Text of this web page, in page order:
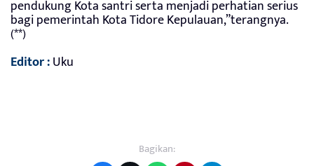
pendukung Kota santri serta menjadi perhatian serius
bagi pemerintah Kota Tidore Kepulauan,”terangnya.
(**)
Editor :Uku
Bagikan: